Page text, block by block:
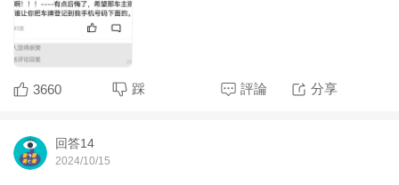
3660 踩 評論 分享
回答14
2024/10/15